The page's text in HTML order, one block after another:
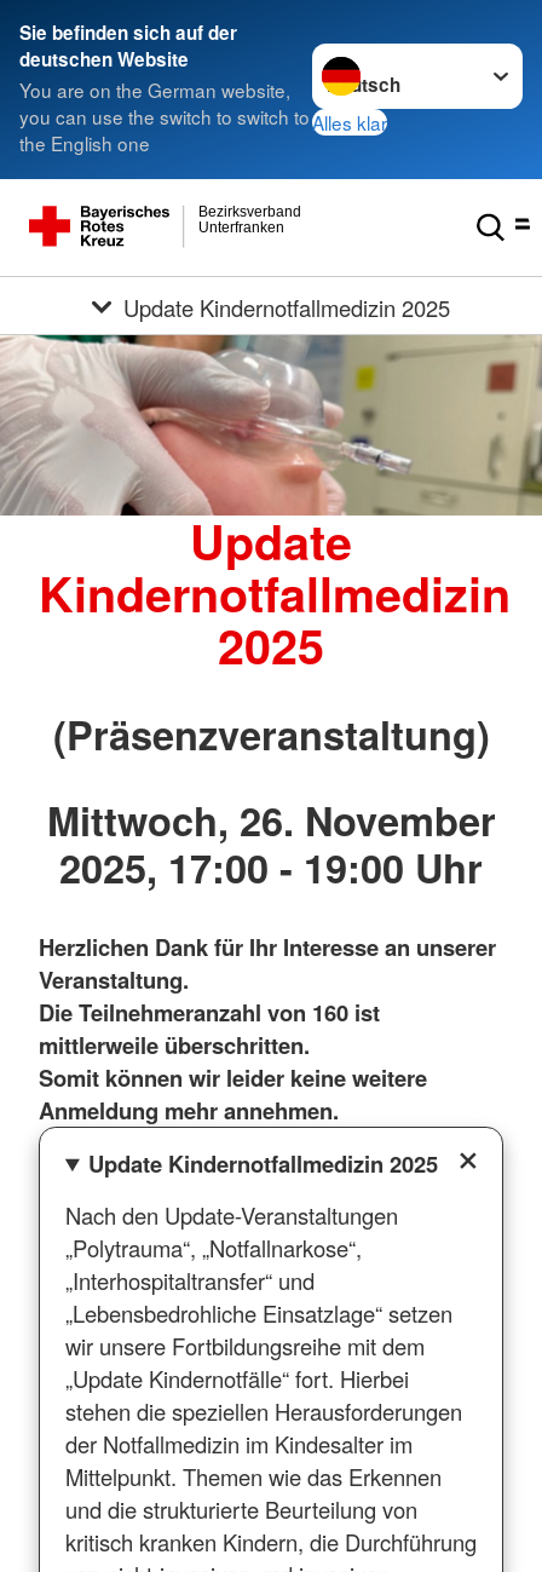
Sie befinden sich auf der
deutschen Website
You are on the German website,
you can use the switch to switch to
the English one
Sprache wechseln zu
Alles klar
Unterfranken
Bezirksverband
Update Kindernotfallmedizin 2025
Update
Kindernotfallmedizin
2025
(Präsenzveranstaltung)
Mittwoch, 26. November
2025, 17:00 - 19:00 Uhr
Herzlichen Dank für Ihr Interesse an unserer
Veranstaltung.
Die Teilnehmeranzahl von 160 ist
mittlerweile überschritten.
Somit können wir leider keine weitere
Anmeldung mehr annehmen.
Update Kindernotfallmedizin 2025
Nach den Update-Veranstaltungen
„Polytrauma“, „Notfallnarkose“,
„Interhospitaltransfer“ und
„Lebensbedrohliche Einsatzlage“ setzen
wir unsere Fortbildungsreihe mit dem
„Update Kindernotfälle“ fort. Hierbei
stehen die speziellen Herausforderungen
der Notfallmedizin im Kindesalter im
Mittelpunkt. Themen wie das Erkennen
und die strukturierte Beurteilung von
kritisch kranken Kindern, die Durchführung